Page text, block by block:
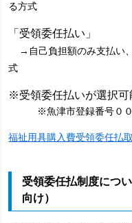
る方式
「受領委任払い」
→自己負担額のみ支払い
式
※受領委任払いが選択可
※魚津市登録番号００７
福祉用具購入費受領委任払
受領委任払制度につ
向け）